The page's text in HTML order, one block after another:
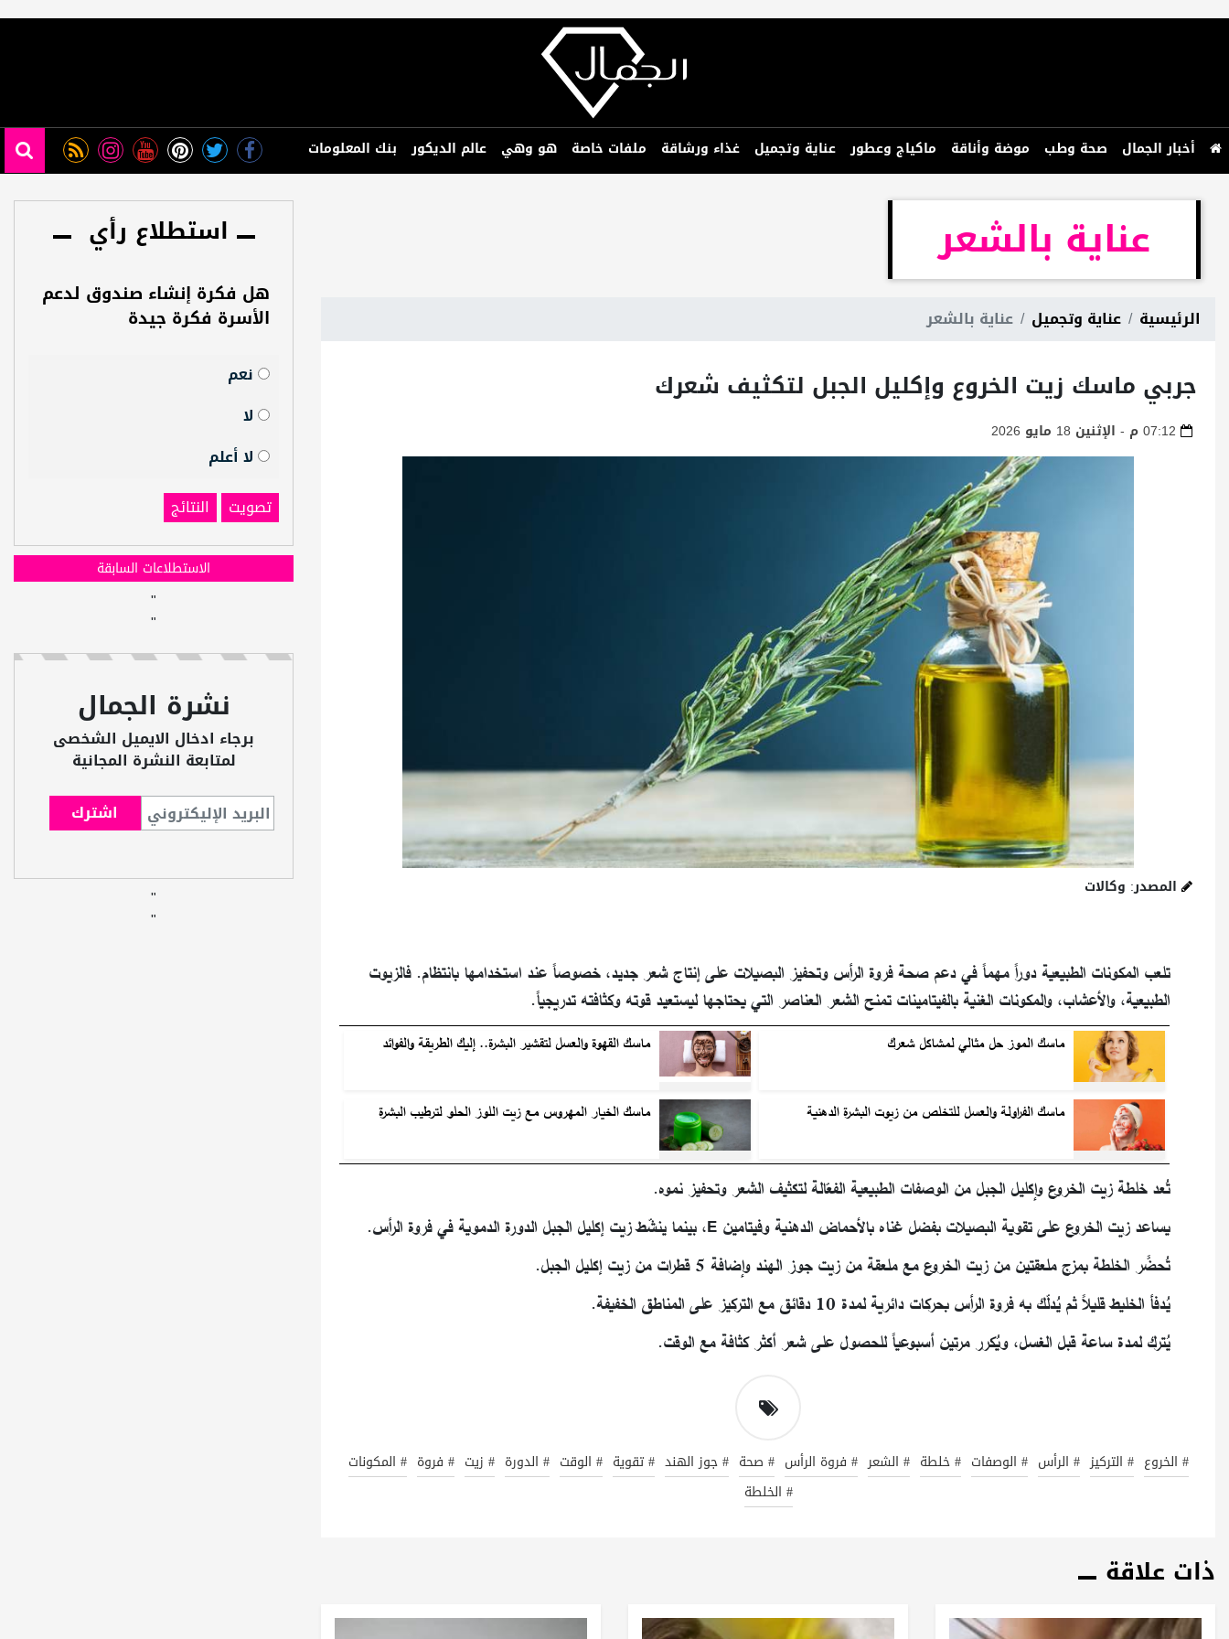
أخبار الجمال صحة وطب موضة وأناقة ماكياج وعطور عناية وتجميل غذاء ورشاقة ملفات خاصة هو وهي عالم الديكور بنك المعلومات
عناية بالشعر
الرئيسية عناية وتجميل عناية بالشعر
جربي ماسك زيت الخروع وإكليل الجبل لتكثيف شعرك
المصدر: وكالات
تلعب المكونات الطبيعية دوراً مهماً في دعم صحة فروة الرأس وتحفيز البصيلات على إنتاج شعر جديد، خصوصاً عند استخدامها بانتظام. فالزيوت
الطبيعية، والأعشاب، والمكونات الغنية بالفيتامينات تمنح الشعر العناصر التي يحتاجها ليستعيد قوته وكثافته تدريجياً.
ماسك الموز حل مثالي لمشاكل شعرك ماسك القهوة والعسل لتقشير البشرة.. إليك الطريقة والفوائد
ماسك الفراولة والعسل للتخلص من زيوت البشرة الدهنية ماسك الخيار المهروس مع زيت اللوز الحلو لترطيب البشرة
تُعد خلطة زيت الخروع وإكليل الجبل من الوصفات الطبيعية الفعّالة لتكثيف الشعر وتحفيز نموه.
يساعد زيت الخروع على تقوية البصيلات بفضل غناه بالأحماض الدهنية وفيتامين E، بينما ينشّط زيت إكليل الجبل الدورة الدموية في فروة الرأس.
تُحضَّر الخلطة بمزج ملعقتين من زيت الخروع مع ملعقة من زيت جوز الهند وإضافة 5 قطرات من زيت إكليل الجبل.
يُدفأ الخليط قليلاً ثم يُدلّك به فروة الرأس بحركات دائرية لمدة 10 دقائق مع التركيز على المناطق الخفيفة.
يُترك لمدة ساعة قبل الغسل، ويُكرر مرتين أسبوعياً للحصول على شعر أكثر كثافة مع الوقت.
# الخروع # التركيز # الرأس # الوصفات # خلطة # الشعر # فروة الرأس # صحة # جوز الهند # تقوية # الوقت # الدورة # زيت # فروة # المكونات
# الخلطة
ذات علاقة
استطلاع رأي
هل فكرة إنشاء صندوق لدعم
الأسرة فكرة جيدة
نعم
لا
لا أعلم
تصويت
النتائج
الاستطلاعات السابقة
"
"
نشرة الجمال
برجاء ادخال الايميل الشخصى
لمتابعة النشرة المجانية
"
"